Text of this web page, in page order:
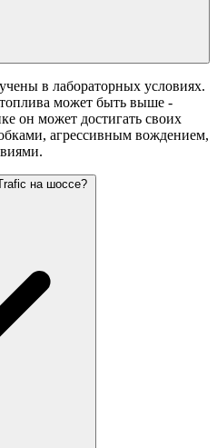
в лабораторных условиях.
может быть выше -
он может достигать своих
агрессивным вождением,
на шоссе?